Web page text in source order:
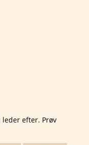
efter. Prøv